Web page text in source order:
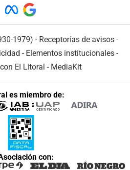
1979) - Receptorías de avisos -
- Elementos institucionales-
El Litoral - MediaKit
es miembro de:
con: